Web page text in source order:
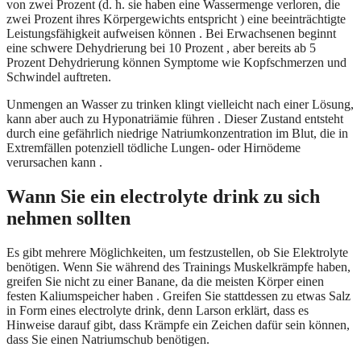
von zwei Prozent (d. h. sie haben eine Wassermenge verloren, die
zwei Prozent ihres Körpergewichts entspricht ) eine beeinträchtigte
Leistungsfähigkeit aufweisen können . Bei Erwachsenen beginnt
eine schwere Dehydrierung bei 10 Prozent , aber bereits ab 5
Prozent Dehydrierung können Symptome wie Kopfschmerzen und
Schwindel auftreten.
Unmengen an Wasser zu trinken klingt vielleicht nach einer Lösung,
kann aber auch zu Hyponatriämie führen . Dieser Zustand entsteht
durch eine gefährlich niedrige Natriumkonzentration im Blut, die in
Extremfällen potenziell tödliche Lungen- oder Hirnödeme
verursachen kann .
Wann Sie ein electrolyte drink zu sich
nehmen sollten
Es gibt mehrere Möglichkeiten, um festzustellen, ob Sie Elektrolyte
benötigen. Wenn Sie während des Trainings Muskelkrämpfe haben,
greifen Sie nicht zu einer Banane, da die meisten Körper einen
festen Kaliumspeicher haben . Greifen Sie stattdessen zu etwas Salz
in Form eines electrolyte drink, denn Larson erklärt, dass es
Hinweise darauf gibt, dass Krämpfe ein Zeichen dafür sein können,
dass Sie einen Natriumschub benötigen.